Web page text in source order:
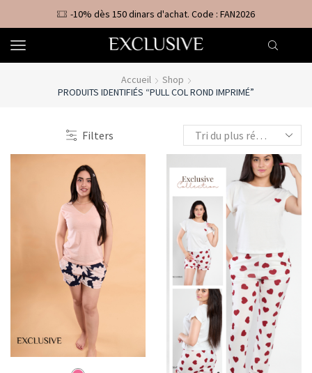
-10% dès 150 dinars d'achat. Code : FAN2026
Accueil
Shop
PRODUITS IDENTIFIÉS “PULL COL ROND IMPRIMÉ”
Filters